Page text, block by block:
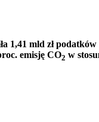
1,41 mld zł
emisję CO2 w